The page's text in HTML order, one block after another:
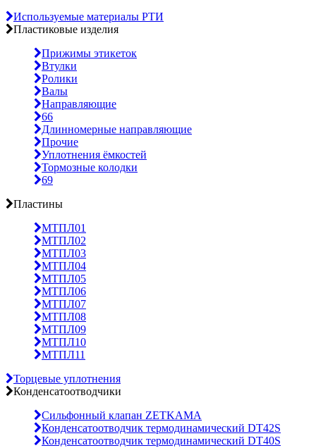
Используемые материалы РТИ
Пластиковые изделия
Прижимы этикеток
Втулки
Ролики
Валы
Направляющие
66
Длинномерные направляющие
Прочие
Уплотнения ёмкостей
Тормозные колодки
69
Пластины
МТПЛ01
МТПЛ02
МТПЛ03
МТПЛ04
МТПЛ05
МТПЛ06
МТПЛ07
МТПЛ08
МТПЛ09
МТПЛ10
МТПЛ11
Торцевые уплотнения
Конденсатоотводчики
Сильфонный клапан ZETKAMA
Конденсатоотводчик термодинамический DT42S
Конденсатоотводчик термодинамический DT40S